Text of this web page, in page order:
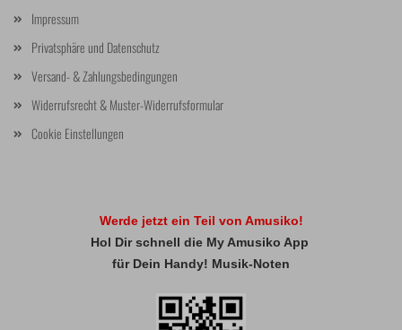
Impressum
Privatsphäre und Datenschutz
Versand- & Zahlungsbedingungen
Widerrufsrecht & Muster-Widerrufsformular
Cookie Einstellungen
Werde jetzt ein Teil von Amusiko!
Hol Dir schnell die My Amusiko App
für Dein Handy! Musik-Noten